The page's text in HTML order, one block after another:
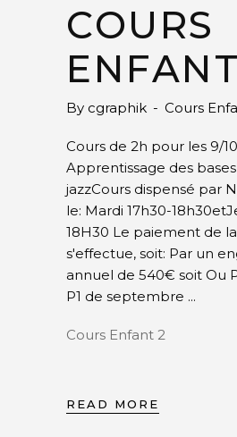
COURS
By cgraphik Cours
Cours de 2h pour les 9/
Apprentissage des
jazzCours dispensé par
le: Mardi 17h30-
18H30 Le paiement de
s'effectue, soit: Par un
annuel de 540€ soit Ou
P1 de septembre
Cours Enfant 2
READ MORE